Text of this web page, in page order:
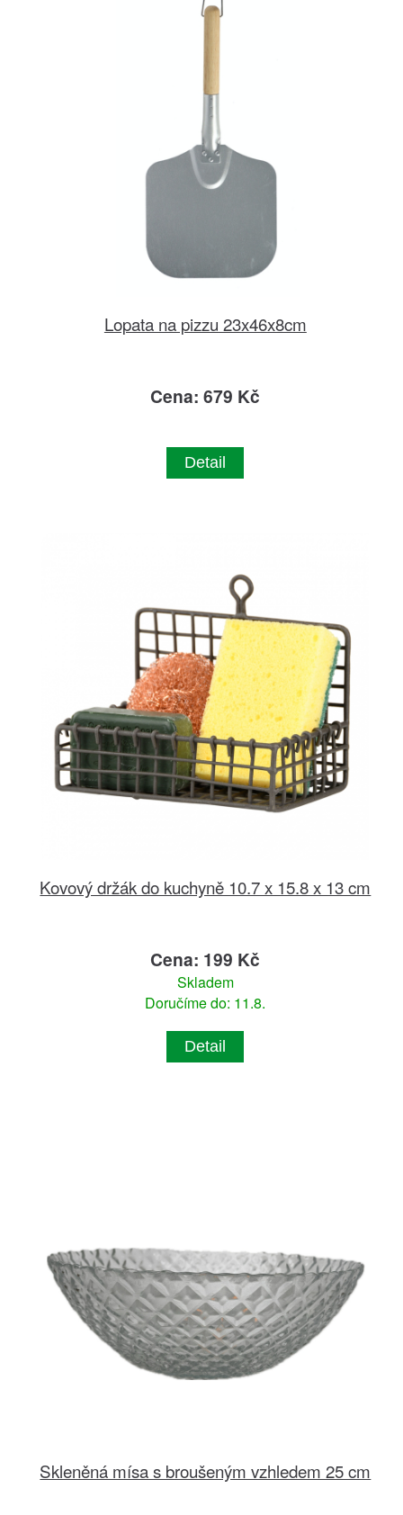
Lopata na pizzu 23x46x8cm
Cena: 679 Kč
Detail
Kovový držák do kuchyně 10.7 x 15.8 x 13 cm
Cena: 199 Kč
Skladem
Doručíme do: 11.8.
Detail
Skleněná mísa s broušeným vzhledem 25 cm